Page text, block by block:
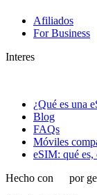
Afiliados
For Business
Interes
¿Qué es una
Blog
FAQs
Móviles
eSIM: qué es,
Hecho con
por